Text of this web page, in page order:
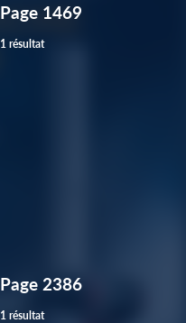
Page 1469
1 résultat
Page 2386
1 résultat